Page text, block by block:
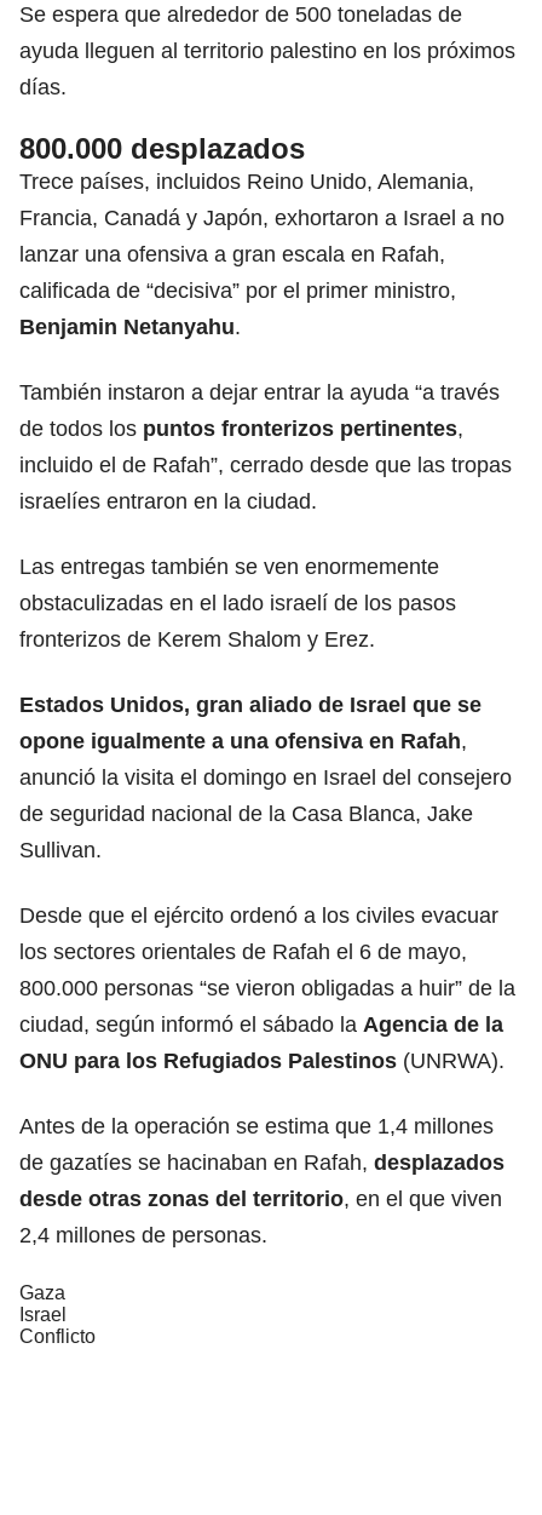
Se espera que alrededor de 500 toneladas de
ayuda lleguen al territorio palestino en los próximos
días.
800.000 desplazados
Trece países, incluidos Reino Unido, Alemania,
Francia, Canadá y Japón, exhortaron a Israel a no
lanzar una ofensiva a gran escala en Rafah,
calificada de “decisiva” por el primer ministro,
Benjamin Netanyahu.
También instaron a dejar entrar la ayuda “a través
de todos los puntos fronterizos pertinentes,
incluido el de Rafah”, cerrado desde que las tropas
israelíes entraron en la ciudad.
Las entregas también se ven enormemente
obstaculizadas en el lado israelí de los pasos
fronterizos de Kerem Shalom y Erez.
Estados Unidos, gran aliado de Israel que se
opone igualmente a una ofensiva en Rafah,
anunció la visita el domingo en Israel del consejero
de seguridad nacional de la Casa Blanca, Jake
Sullivan.
Desde que el ejército ordenó a los civiles evacuar
los sectores orientales de Rafah el 6 de mayo,
800.000 personas “se vieron obligadas a huir” de la
ciudad, según informó el sábado la Agencia de la
ONU para los Refugiados Palestinos (UNRWA).
Antes de la operación se estima que 1,4 millones
de gazatíes se hacinaban en Rafah, desplazados
desde otras zonas del territorio, en el que viven
2,4 millones de personas.
Gaza
Israel
Conflicto